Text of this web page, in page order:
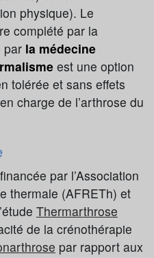
physique). Le
complété par la
par la médecine
est une option
tolérée et sans effets
charge de l’arthrose du
par l’Association
thermale (AFRETh) et
Thermarthrose
de la crénothérapie
par rapport aux